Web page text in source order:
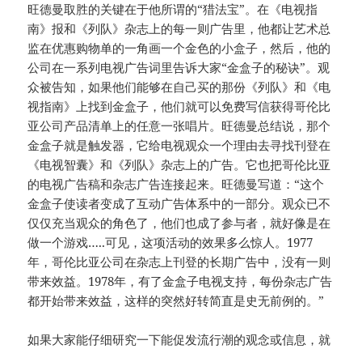
旺德曼取胜的关键在于他所谓的“猎法宝”。在《电视指
南》报和《列队》杂志上的每一则广告里，他都让艺术总
监在优惠购物单的一角画一个金色的小盒子，然后，他的
公司在一系列电视广告词里告诉大家“金盒子的秘诀”。观
众被告知，如果他们能够在自己买的那份《列队》和《电
视指南》上找到金盒子，他们就可以免费写信获得哥伦比
亚公司产品清单上的任意一张唱片。旺德曼总结说，那个
金盒子就是触发器，它给电视观众一个理由去寻找刊登在
《电视智囊》和《列队》杂志上的广告。它也把哥伦比亚
的电视广告稿和杂志广告连接起来。旺德曼写道：“这个
金盒子使读者变成了互动广告体系中的一部分。观众已不
仅仅充当观众的角色了，他们也成了参与者，就好像是在
做一个游戏…..可见，这项活动的效果多么惊人。1977
年，哥伦比亚公司在杂志上刊登的长期广告中，没有一则
带来效益。1978年，有了金盒子电视支持，每份杂志广告
都开始带来效益，这样的突然好转简直是史无前例的。”
如果大家能仔细研究一下能促发流行潮的观念或信息，就